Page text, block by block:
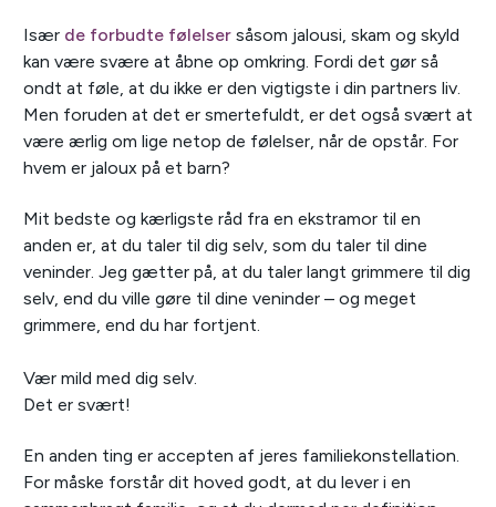
Især de forbudte følelser såsom jalousi, skam og skyld
kan være svære at åbne op omkring. Fordi det gør så
ondt at føle, at du ikke er den vigtigste i din partners liv.
Men foruden at det er smertefuldt, er det også svært at
være ærlig om lige netop de følelser, når de opstår. For
hvem er jaloux på et barn?
Mit bedste og kærligste råd fra en ekstramor til en
anden er, at du taler til dig selv, som du taler til dine
veninder. Jeg gætter på, at du taler langt grimmere til dig
selv, end du ville gøre til dine veninder – og meget
grimmere, end du har fortjent.
Vær mild med dig selv.
Det er svært!
En anden ting er accepten af jeres familiekonstellation.
For måske forstår dit hoved godt, at du lever i en